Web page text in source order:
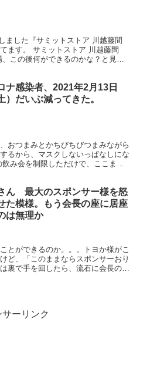
ました『サミットストア 川越藤間
ます。 サミットストア 川越藤間
この後何ができるのかな？と見て
ナ感染者、2021年2月13日
）だいぶ減ってきた。
おつまみとかちびちびつまみながら
るから、マスクしないっぱなしにな
み会を制限しただけで、ここまで
ん 最大のスポンサー様を怒
た模様。もう会長の座に居座
は無理か
とができるのか。。。トヨか様がこ
ど、「このままならスポンサーおり
裏で手を回したら、流石に会長の座
サーリンク